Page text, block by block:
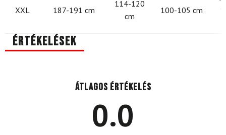
XXL 187-191 cm
114-120
cm
100-105 cm
Értékelések
Átlagos értékelés
0.0